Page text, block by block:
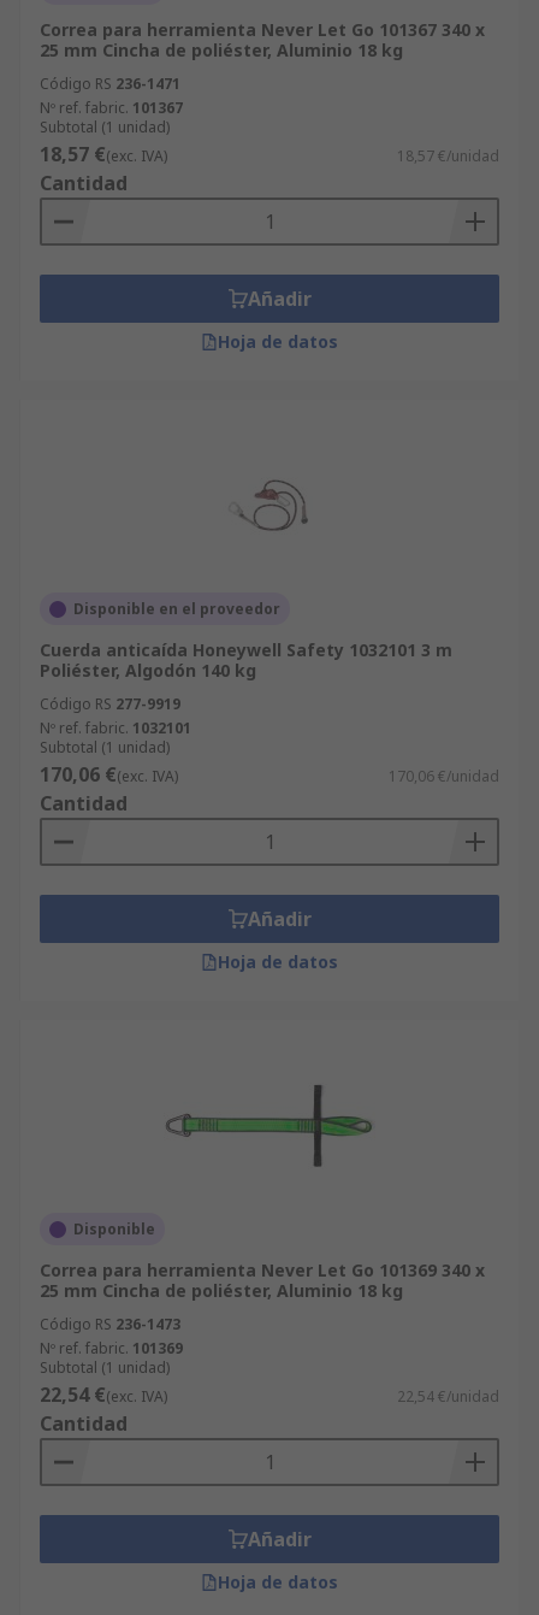
Correa para herramienta Never Let Go 101367 340 x
25 mm Cincha de poliéster, Aluminio 18 kg
Código RS 236-1471
Nº ref. fabric. 101367
Subtotal (1 unidad)
18,57 €(exc. IVA) 18,57 €/unidad
Cantidad
Añadir
Hoja de datos
Disponible en el proveedor
Cuerda anticaída Honeywell Safety 1032101 3 m
Poliéster, Algodón 140 kg
Código RS 277-9919
Nº ref. fabric. 1032101
Subtotal (1 unidad)
170,06 €(exc. IVA) 170,06 €/unidad
Cantidad
Añadir
Hoja de datos
Disponible
Correa para herramienta Never Let Go 101369 340 x
25 mm Cincha de poliéster, Aluminio 18 kg
Código RS 236-1473
Nº ref. fabric. 101369
Subtotal (1 unidad)
22,54 €(exc. IVA) 22,54 €/unidad
Cantidad
Añadir
Hoja de datos